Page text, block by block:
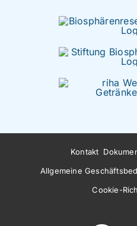
Kontakt
Allgemeine
Cookie-